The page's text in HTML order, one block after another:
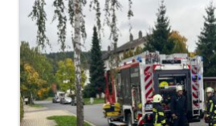
Christkindwiegen 2017
Christkindwiegen 2016
Jahreskonzert 2017
Oktoberfestkonzert 2018